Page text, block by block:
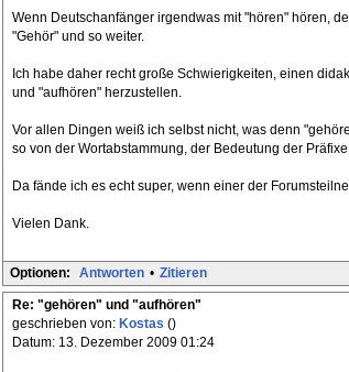
Wenn Deutschanfänger irgendwas mit "hören" hören,
"Gehör" und so weiter.
Ich habe daher recht große Schwierigkeiten, einen
und "aufhören" herzustellen.
Vor allen Dingen weiß ich selbst nicht, was denn
so von der Wortabstammung, der Bedeutung der
Da fände ich es echt super, wenn einer der
Vielen Dank.
Optionen: Antworten • Zitieren
Re: "gehören" und "aufhören"
geschrieben von: Kostas ()
Datum: 13. Dezember 2009 01:24